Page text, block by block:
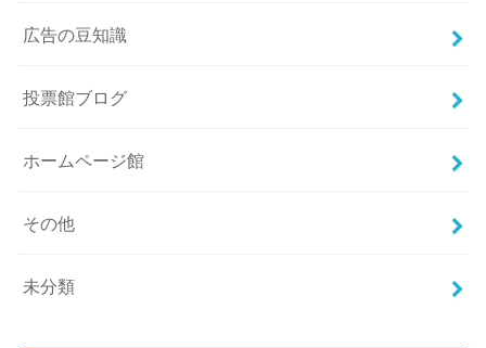
広告の豆知識
投票館ブログ
ホームページ館
その他
未分類